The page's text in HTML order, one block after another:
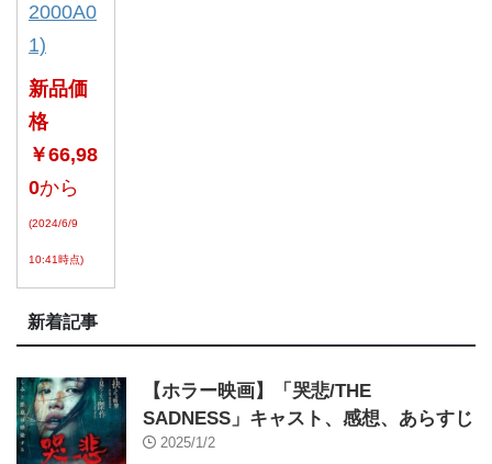
2000A0
1)
新品価
格
￥66,98
0から
(2024/6/9
10:41時点)
新着記事
【ホラー映画】「哭悲/THE
SADNESS」キャスト、感想、あらすじ
2025/1/2